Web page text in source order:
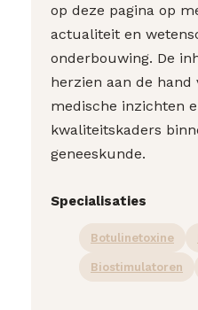
op deze pagina op
actualiteit en
onderbouwing. De
herzien aan de hand
medische inzichten
kwaliteitskaders
geneeskunde.
Specialisaties
Botulinetoxine
Biostimulatoren